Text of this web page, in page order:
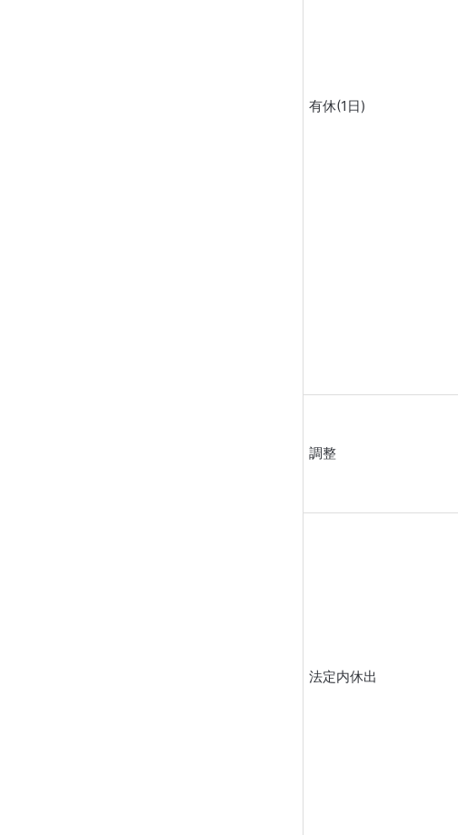
有休(1日)
調整
法定内休出